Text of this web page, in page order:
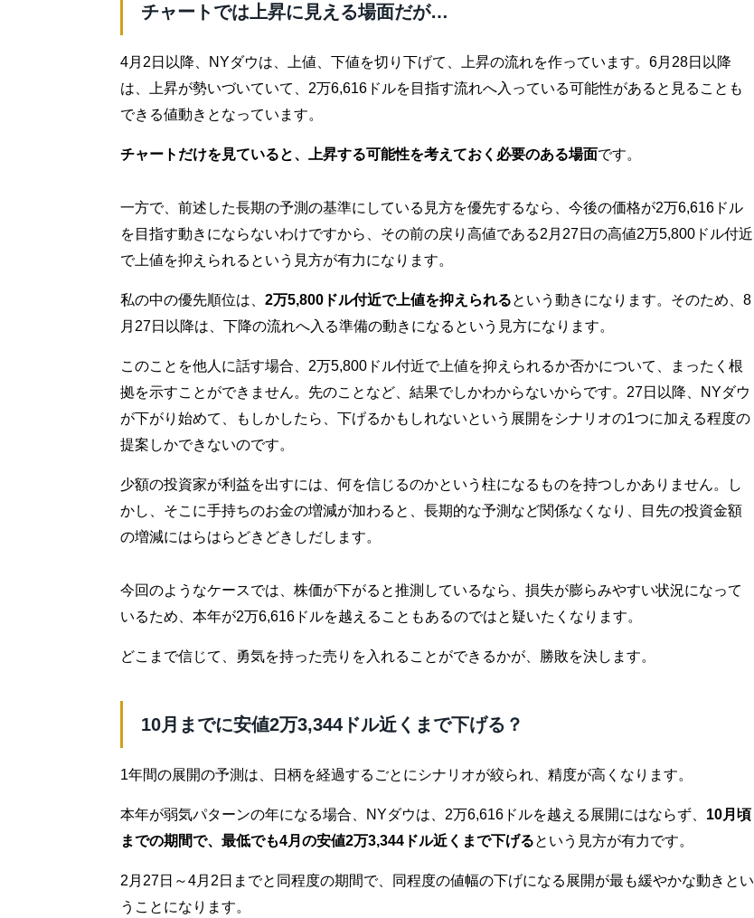
チャートでは上昇に見える場面だが…
4月2日以降、NYダウは、上値、下値を切り下げて、上昇の流れを作っています。6月28日以降
は、上昇が勢いづいていて、2万6,616ドルを目指す流れへ入っている可能性があると見ることも
できる値動きとなっています。
チャートだけを見ていると、上昇する可能性を考えておく必要のある場面です。
一方で、前述した長期の予測の基準にしている見方を優先するなら、今後の価格が2万6,616ドル
を目指す動きにならないわけですから、その前の戻り高値である2月27日の高値2万5,800ドル付近
で上値を抑えられるという見方が有力になります。
私の中の優先順位は、 2万5,800ドル付近で上値を抑えられるという動きになります。そのため、8
月27日以降は、下降の流れへ入る準備の動きになるという見方になります。
このことを他人に話す場合、2万5,800ドル付近で上値を抑えられるか否かについて、まったく根
拠を示すことができません。先のことなど、結果でしかわからないからです。27日以降、NYダウ
が下がり始めて、もしかしたら、下げるかもしれないという展開をシナリオの1つに加える程度の
提案しかできないのです。
少額の投資家が利益を出すには、何を信じるのかという柱になるものを持つしかありません。し
かし、そこに手持ちのお金の増減が加わると、長期的な予測など関係なくなり、目先の投資金額
の増減にはらはらどきどきしだします。
今回のようなケースでは、株価が下がると推測しているなら、損失が膨らみやすい状況になって
いるため、本年が2万6,616ドルを越えることもあるのではと疑いたくなります。
どこまで信じて、勇気を持った売りを入れることができるかが、勝敗を決します。
10月までに安値2万3,344ドル近くまで下げる？
1年間の展開の予測は、日柄を経過するごとにシナリオが絞られ、精度が高くなります。
本年が弱気パターンの年になる場合、NYダウは、2万6,616ドルを越える展開にはならず、 10月頃
までの期間で、最低でも4月の安値2万3,344ドル近くまで下げるという見方が有力です。
2月27日～4月2日までと同程度の期間で、同程度の値幅の下げになる展開が最も緩やかな動きとい
うことになります。